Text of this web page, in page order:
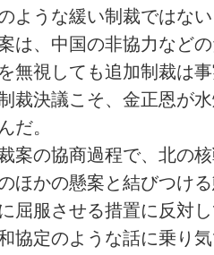
ような緩い制裁ではな
は、中国の非協力など
無視しても追加制裁は
裁決議こそ、金正恩が
だ。
案の協商過程で、北の
ほかの懸案と結びつけ
屈服させる措置に反対
協定のような話に乗り